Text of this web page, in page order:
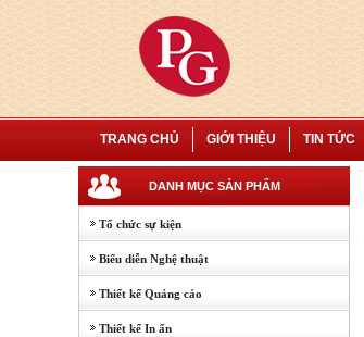
TRANG CHỦ GIỚI THIỆU TIN TỨC
DANH MỤC SẢN PHẨM
Tổ chức sự kiện
Biểu diễn Nghệ thuật
Thiết kế Quảng cáo
Thiết kế In ấn